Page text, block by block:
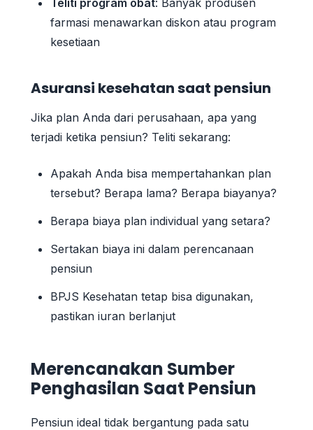
farmasi menawarkan diskon atau program
kesetiaan
Asuransi kesehatan saat pensiun
Jika plan Anda dari perusahaan, apa yang
terjadi ketika pensiun? Teliti sekarang:
Apakah Anda bisa mempertahankan plan
tersebut? Berapa lama? Berapa biayanya?
Berapa biaya plan individual yang setara?
Sertakan biaya ini dalam perencanaan
pensiun
BPJS Kesehatan tetap bisa digunakan,
pastikan iuran berlanjut
Merencanakan Sumber
Penghasilan Saat Pensiun
Pensiun ideal tidak bergantung pada satu